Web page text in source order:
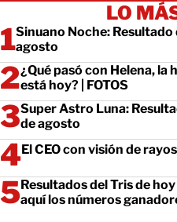
LO
Sinuano Noche:
agosto
¿Qué pasó con Helena, la
está hoy? | FOTOS
Super Astro Luna:
de agosto
El CEO con visión de
Resultados del Tris de
aquí los números